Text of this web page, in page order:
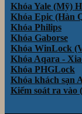
Khóa Yale (Mỹ)
Khóa Epic (Hàn
Khóa Philips
Khóa Gaborse
Khóa WinLock
Khóa Aqara -
Khóa PHGLock
Khóa khách sạn
Kiểm soát ra vào